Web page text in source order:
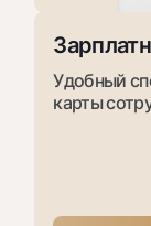
Удобный
карты